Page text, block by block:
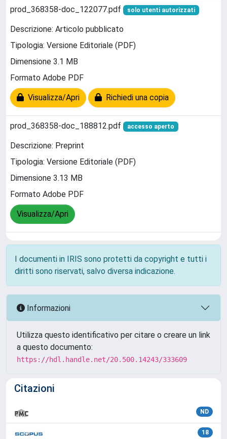
prod_368358-doc_122077.pdf solo utenti autorizzati
Descrizione: Articolo pubblicato
Tipologia: Versione Editoriale (PDF)
Dimensione 3.1 MB
Formato Adobe PDF
Visualizza/Apri Richiedi una copia
prod_368358-doc_188812.pdf accesso aperto
Descrizione: Preprint
Tipologia: Versione Editoriale (PDF)
Dimensione 3.13 MB
Formato Adobe PDF
Visualizza/Apri
I documenti in IRIS sono protetti da copyright e tutti i
diritti sono riservati, salvo diversa indicazione.
Informazioni
Utilizza questo identificativo per citare o creare un link
a questo documento:
https://hdl.handle.net/20.500.14243/333609
Citazioni
ND
18